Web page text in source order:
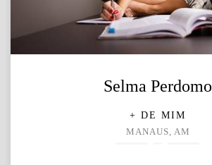
Selma Perdomo
+ DE MIM
MANAUS, AM